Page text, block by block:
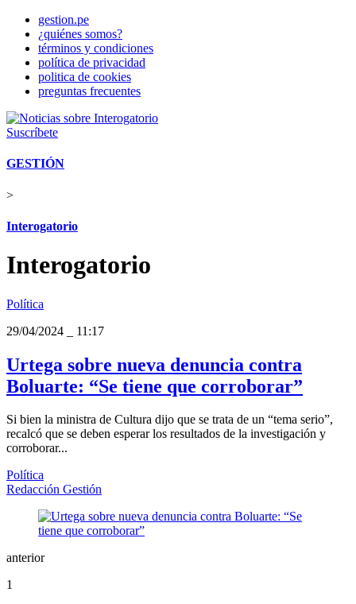
gestion.pe
¿quiénes somos?
términos y condiciones
política de privacidad
politica de cookies
preguntas frecuentes
Suscríbete
GESTIÓN
>
Interogatorio
Interogatorio
Política
29/04/2024
11:17
Urtega sobre nueva denuncia contra
Boluarte: “Se tiene que corroborar”
Si bien la ministra de Cultura dijo que se trata de un “tema serio”,
recalcó que se deben esperar los resultados de la investigación y
corroborar...
Política
Redacción Gestión
anterior
1